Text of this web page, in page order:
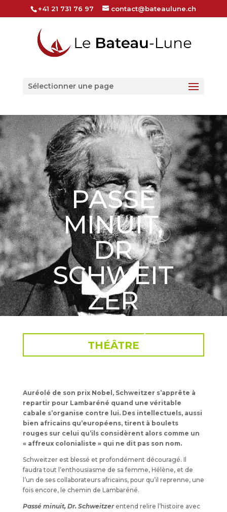
+41 21 731 76 97 contact@bateaulune.ch
Sélectionner une page
PASSÉ
MINUIT,
DR
SCHWEIT
ZER
THÉÂTRE
Auréolé de son prix Nobel, Schweitzer s’apprête à
repartir pour Lambaréné quand une véritable
cabale s’organise contre lui. Des intellectuels, aussi
bien africains qu’européens, tirent à boulets
rouges sur celui qu’ils considèrent alors comme un
« affreux colonialiste » qui ne dit pas son nom.
Schweitzer est blessé et profondément découragé. Il
faudra tout l’enthousiasme de sa femme, Hélène, et de
l’un de ses collaborateurs africains, pour qu’il reprenne, une
fois encore, le chemin de Lambaréné.
Passé minuit, Dr. Schweitzerentend relire l’histoire avec